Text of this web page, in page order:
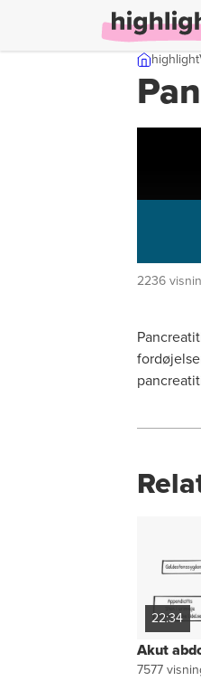
Skip til
highlight
2236
22:34
Akut
7577